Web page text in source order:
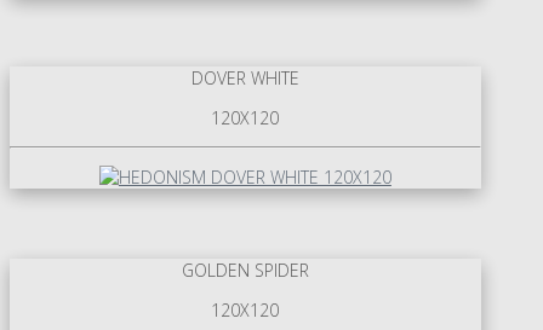
DOVER WHITE
120X120
GOLDEN SPIDER
120X120